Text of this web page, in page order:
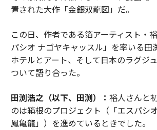
置された大作「金銀双龍図」だ。
この日、作者である箔アーティスト・
パシオ ナゴヤキャッスル」を率いる田
ホテルとアート、そして日本のラグジ
ついて語り合った。
田渕浩之（以下、田渕）： 裕人さんと
のは箱根のプロジェクト（「エスパシ
鳳亀龍」）を進めているときでした。